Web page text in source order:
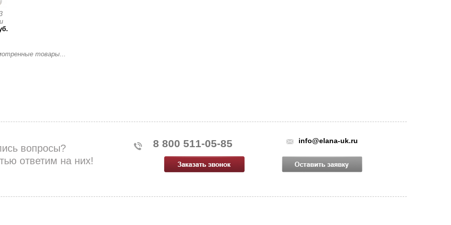
товары...
вопросы?
ответим на них!
8 800 511-05-85 info@elana-uk.ru